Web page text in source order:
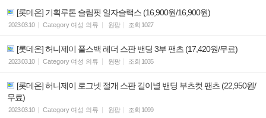
[롯데온] 기획루톤 슬림핏 일자슬랙스 (16,900원/16,900원)
2023.03.10 Category 여성 의류 원팡 조회 1027
[롯데온] 허니제이 풀스백 레더 스판 밴딩 3부 팬츠 (17,420원/무료)
2023.03.10 Category 여성 의류 원팡 조회 1035
[롯데온] 허니제이 로그넷 절개 스판 길이별 밴딩 부츠컷 팬츠 (22,950원/
무료)
2023.03.10 Category 여성 의류 원팡 조회 1099